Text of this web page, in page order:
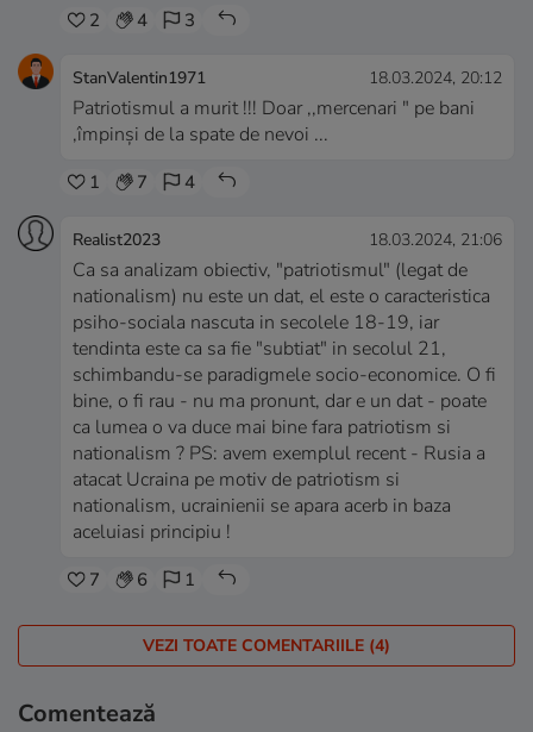
2 4 3
StanValentin1971 18.03.2024, 20:12
Patriotismul a murit !!! Doar ,,mercenari " pe bani
,împinși de la spate de nevoi ...
1 7 4
Realist2023 18.03.2024, 21:06
Ca sa analizam obiectiv, "patriotismul" (legat de
nationalism) nu este un dat, el este o caracteristica
psiho-sociala nascuta in secolele 18-19, iar
tendinta este ca sa fie "subtiat" in secolul 21,
schimbandu-se paradigmele socio-economice. O fi
bine, o fi rau - nu ma pronunt, dar e un dat - poate
ca lumea o va duce mai bine fara patriotism si
nationalism ? PS: avem exemplul recent - Rusia a
atacat Ucraina pe motiv de patriotism si
nationalism, ucrainienii se apara acerb in baza
aceluiasi principiu !
7 6 1
VEZI TOATE COMENTARIILE (4)
Comentează